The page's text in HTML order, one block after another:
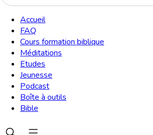
Accueil
FAQ
Cours formation biblique
Méditations
Etudes
Jeunesse
Podcast
Boîte à outils
Bible